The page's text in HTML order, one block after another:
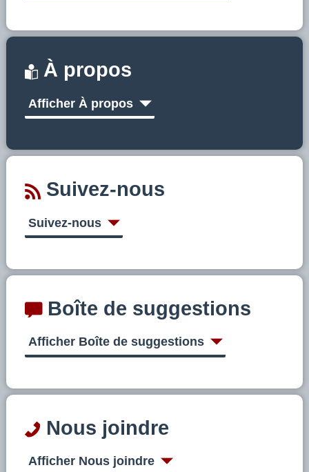
À propos
Afficher À propos
Suivez-nous
Suivez-nous
Boîte de suggestions
Afficher Boîte de suggestions
Nous joindre
Afficher Nous joindre